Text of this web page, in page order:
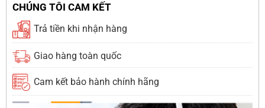
CHÚNG TÔI CAM KẾT
Trả tiền khi nhận hàng
Giao hàng toàn quốc
Cam kết bảo hành chính hãng